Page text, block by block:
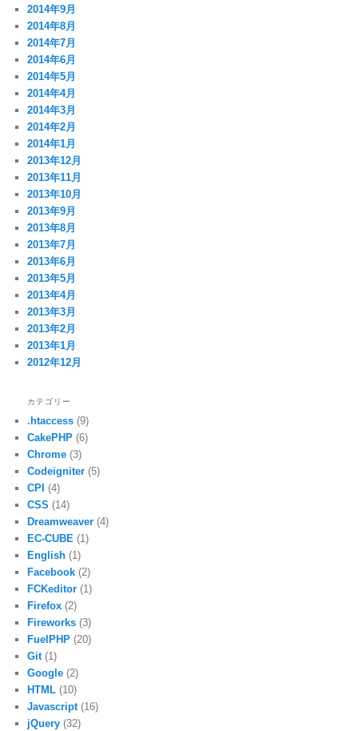
2014年9月
2014年8月
2014年7月
2014年6月
2014年5月
2014年4月
2014年3月
2014年2月
2014年1月
2013年12月
2013年11月
2013年10月
2013年9月
2013年8月
2013年7月
2013年6月
2013年5月
2013年4月
2013年3月
2013年2月
2013年1月
2012年12月
カテゴリー
.htaccess (9)
CakePHP (6)
Chrome (3)
Codeigniter (5)
CPI (4)
CSS (14)
Dreamweaver (4)
EC-CUBE (1)
English (1)
Facebook (2)
FCKeditor (1)
Firefox (2)
Fireworks (3)
FuelPHP (20)
Git(1)
Google (2)
HTML (10)
Javascript(16)
jQuery (32)